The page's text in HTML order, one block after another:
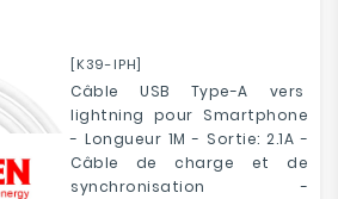
[K39-IPH]
Câble USB Type-A vers
lightning pour Smartphone
- Longueur 1M - Sortie: 2.1A -
Câble de charge et de
synchronisation -